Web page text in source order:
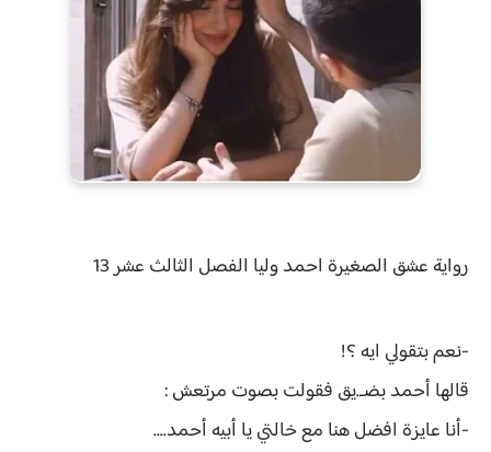
رواية عشق الصغيرة احمد وليا الفصل الثالث عشر 13
-نعم بتقولي ايه ؟!
قالها أحمد بضـ.يق فقولت بصوت مرتعش :
-أنا عايزة افضل هنا مع خالتي يا أبيه أحمد....